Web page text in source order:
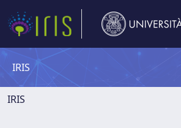
IRIS
IRIS